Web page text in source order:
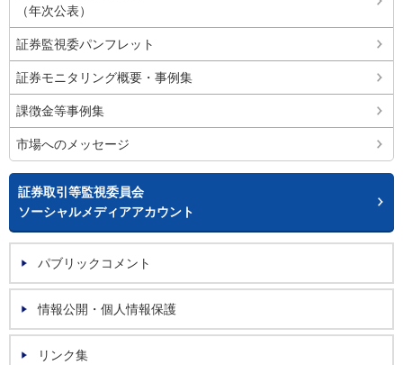
（年次公表）
証券監視委パンフレット
証券モニタリング概要・事例集
課徴金等事例集
市場へのメッセージ
証券取引等監視委員会
ソーシャルメディアアカウント
パブリックコメント
情報公開・個人情報保護
リンク集